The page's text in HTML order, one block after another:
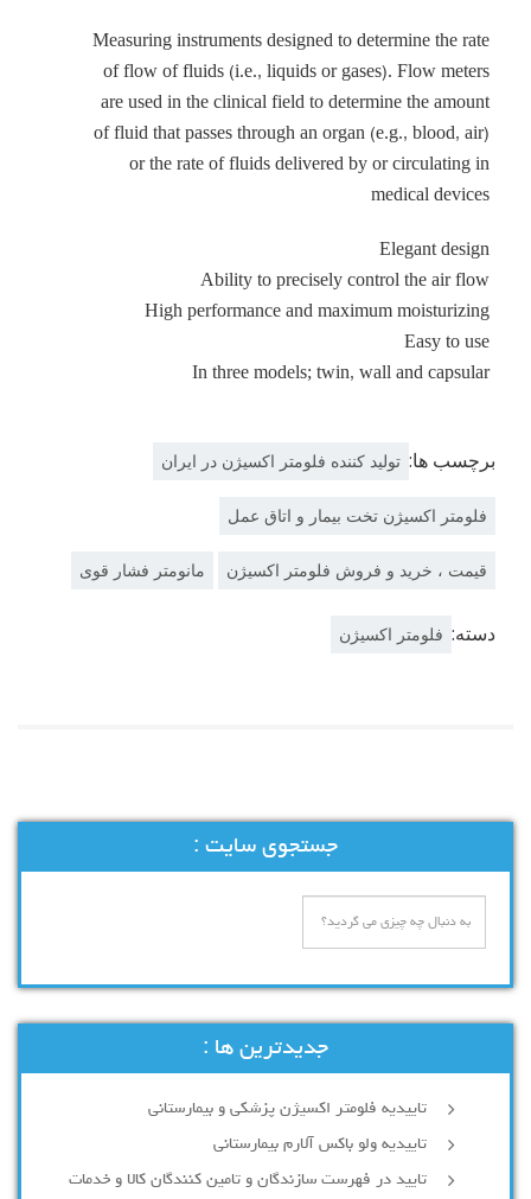
Measuring instruments designed to determine the rate
of flow of fluids (i.e., liquids or gases). Flow meters
are used in the clinical field to determine the amount
of fluid that passes through an organ (e.g., blood, air)
or the rate of fluids delivered by or circulating in
medical devices
Elegant design
Ability to precisely control the air flow
High performance and maximum moisturizing
Easy to use
In three models; twin, wall and capsular
برچسب ها: تولید کننده فلومتر اکسیژن در ایران
فلومتر اکسیژن تخت بیمار و اتاق عمل
قیمت ، خرید و فروش فلومتر اکسیژن مانومتر فشار قوی
دسته: فلومتر اکسیژن
جستجوی سایت :
جدیدترین ها :
تاییدیه فلومتر اکسیژن پزشکی و بیمارستانی
تاییدیه ولو باکس آلارم بیمارستانی
تایید در فهرست سازندگان و تامین کنندگان کالا و خدمات